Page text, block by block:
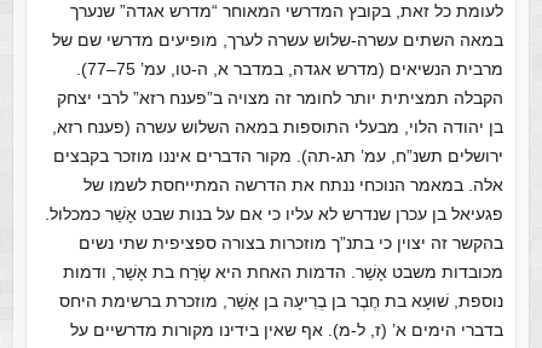
לעומת כל זאת, בקובץ המדרשי המאוחר “מדרש אגדה” שנערך
במאה השתים עשרה-שלוש עשרה לערך, מופיעים מדרשי שם של
מרבית הנשיאים (מדרש אגדה, במדבר א, ה-טו, עמ’ 75–77).
הקבלה תמציתית יותר לחומר זה מצויה ב”פענח רזא” לרבי יצחק
בן יהודה הלוי, מבעלי התוספות במאה השלוש עשרה (פענח רזא,
ירושלים תשנ”ח, עמ’ תג-תה). מקור הדברים איננו מוזכר בקבצים
אלה. במאמר הנוכחי ננתח את הדרשה המתייחסת לשמו של
פגעיאל בן עכרן שנדרש לא עליו כי אם על בנות שבט אָשֵׁר כמכלול.
בהקשר זה יצוין כי בתנ”ך מוזכרות בצורה ספציפית שתי נשים
מכובדות משבט אָשֵׁר. הדמות האחת היא שֶׂרַח בת אָשֵׁר, ודמות
נוספת, שׁוּעָא בת חֶבֶר בן בְרִיעָה בן אָשֵׁר, מוזכרת ברשימת היחס
בדברי הימים א’ (ז, ל-מ). אף שאין בידינו מקורות מדרשיים על